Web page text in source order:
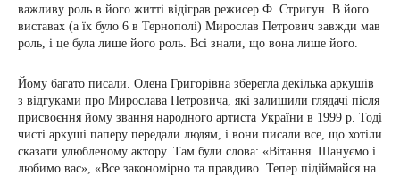
важливу роль в його житті відіграв режисер Ф. Стригун. В його
виставах (а їх було 6 в Тернополі) Мирослав Петрович завжди мав
роль, і це була лише його роль. Всі знали, що вона лише його.
Йому багато писали. Олена Григорівна зберегла декілька аркушів
з відгуками про Мирослава Петровича, які залишили глядачі після
присвоєння йому звання народного артиста України в 1999 р. Тоді
чисті аркуші паперу передали людям, і вони писали все, що хотіли
сказати улюбленому актору. Там були слова: «Вітання. Шануємо і
любимо вас», «Все закономірно та правдиво. Тепер підіймайся на